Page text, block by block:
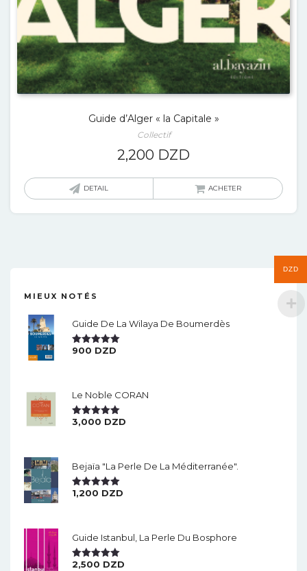
Guide d’Alger « la Capitale »
Collectif
2,200 DZD
DETAIL ACHETER
MIEUX NOTÉS
Guide De La Wilaya De Boumerdès
Note 5.00
900 DZD
Le Noble CORAN
Note5.00
3,000 DZD
Bejaïa "la Perle De La Méditerranée".
Note5.00
1,200 DZD
Guide Istanbul, La Perle Du Bosphore
Note5.00
2,500 DZD
DZD